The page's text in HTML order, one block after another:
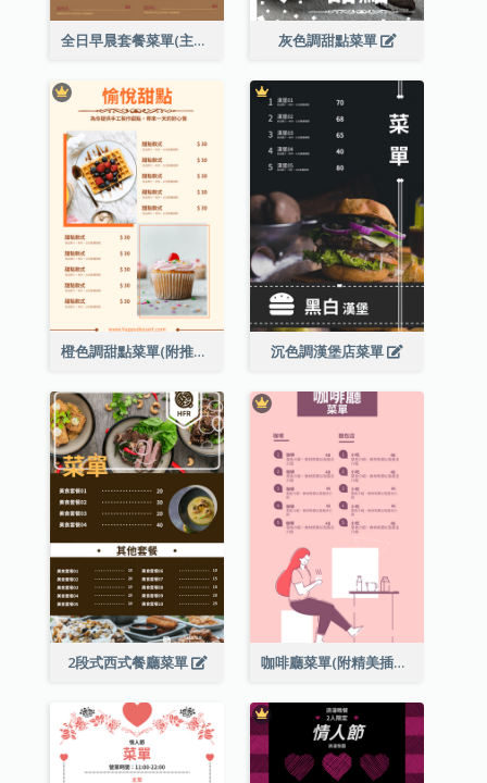
全日早晨套餐菜單(主食及餐飲) 灰色調甜點菜單
橙色調甜點菜單(附推薦款式圖片) 沉色調漢堡店菜單
2段式西式餐廳菜單 咖啡廳菜單(附精美插圖)